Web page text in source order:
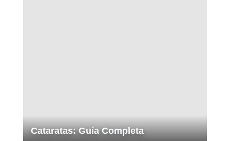
Cataratas: Guía Completa